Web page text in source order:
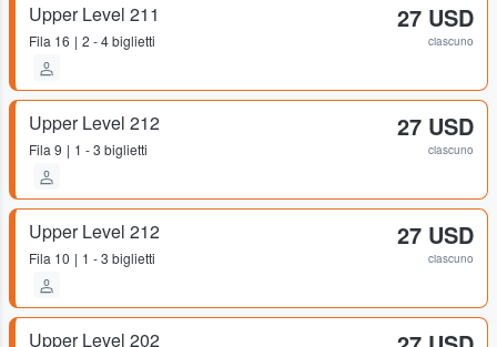
Upper Level 211
Fila 16 2 - 4 biglietti
27 USD
ciascuno
Upper Level 212
Fila 9 1 - 3 biglietti
27 USD
ciascuno
Upper Level 212
Fila 10 1 - 3 biglietti
27 USD
ciascuno
Upper Level 202